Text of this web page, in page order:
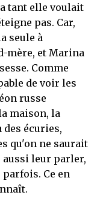
tant elle voulait
pas. Car,
seule à
mère, et Marina
Comme
de voir les
russe
maison, la
écuries,
qu'on ne saurait
leur parler,
Ce en